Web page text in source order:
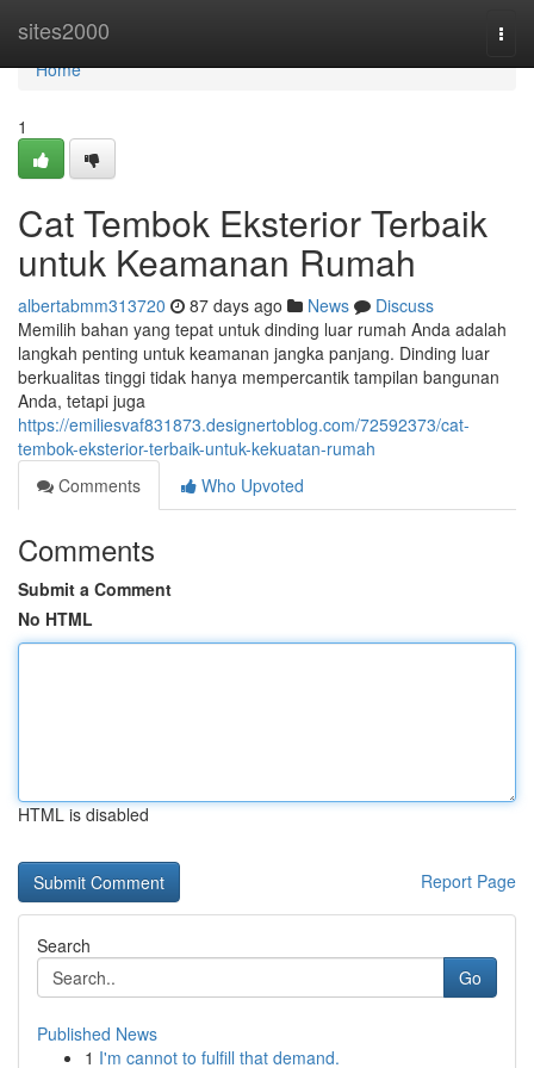
sites2000
Home
Home
1
Cat Tembok Eksterior Terbaik
untuk Keamanan Rumah
albertabmm313720 87 days ago News
Discuss
Memilih bahan yang tepat untuk dinding luar rumah Anda adalah
langkah penting untuk keamanan jangka panjang. Dinding luar
berkualitas tinggi tidak hanya mempercantik tampilan bangunan
Anda, tetapi juga
https://emiliesvaf831873.designertoblog.com/72592373/cat-
tembok-eksterior-terbaik-untuk-kekuatan-rumah
Comments
Who Upvoted
Comments
Submit a Comment
No HTML
HTML is disabled
Report Page
Search
Go
Published News
1 I'm cannot to fulfill that demand.